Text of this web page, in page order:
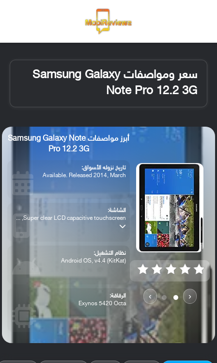
سعر ومواصفات Samsung Galaxy
Note Pro 12.2 3G
‹
›
أبرز مواصفات Samsung Galaxy Note
Pro 12.2 3G
تاريخ نزوله الأسواق:
Available. Released 2014, March
الشاشة:
Super clear LCD capacitive touchscreen, ...
نظام التشغيل:
Android OS, v4.4 (KitKat)
الرقاقة:
Exynos 5420 Octa
الرام / التخزين: